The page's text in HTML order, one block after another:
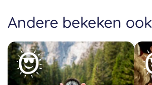
Andere bekeken ook